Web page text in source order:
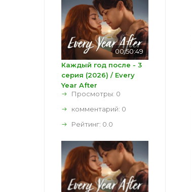
00:50:49
Каждый год после - 3
серия (2026) / Every
Year After
Просмотры: 0
комментарий: 0
Рейтинг: 0.0